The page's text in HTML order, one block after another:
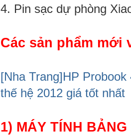
4. Pin sạc dự phòng
Các sản phẩm
[Nha Trang]HP
thế hệ 2012 giá tốt nhất
1) MÁY TÍNH